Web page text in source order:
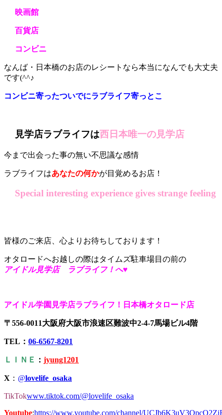
映画館
百貨店
コンビニ
なんば・日本橋のお店のレシートなら本当になんでも大丈夫
です(^^♪
コンビニ寄ったついでにラブライフ寄っとこ
見学店ラブライフは西日本唯一の見学店
今まで出会った事の無い不思議な感情
ラブライフはあなたの何かが目覚めるお店！
Special interesting experience gives strange feeling
皆様のご来店、心よりお待ちしております！
オタロードへお越しの際はタイムズ駐車場目の前の
アイドル見学店 ラブライフ！へ♥
アイドル学園見学店ラブライフ！日本橋オタロード店
〒556-0011大阪府大阪市浪速区難波中2-4-7馬場ビル4階
TEL： 06-6567-8201
ＬＩＮＥ ： jyung1201
X ： @lovelife_osaka
TikTokwww.tiktok.com/@lovelife_osaka
Youtube:https://www.youtube.com/channel/